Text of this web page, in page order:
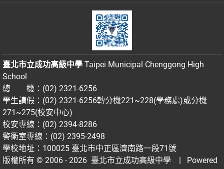
臺北市立成功高級中學 Taipei Municipal Chenggong High
School
總 機：(02) 2321-6256
學生請假：(02) 2321-6256轉分機221~228(學務處)或分機
271~275(校安中心)
校安專線：(02) 2394-8286
警衛室專線：(02) 2395-2498
學校地址：100025 臺北市中正區濟南路一段71號
版權所有 © 2006 - 2026 臺北市立成功高級中學
| Powered